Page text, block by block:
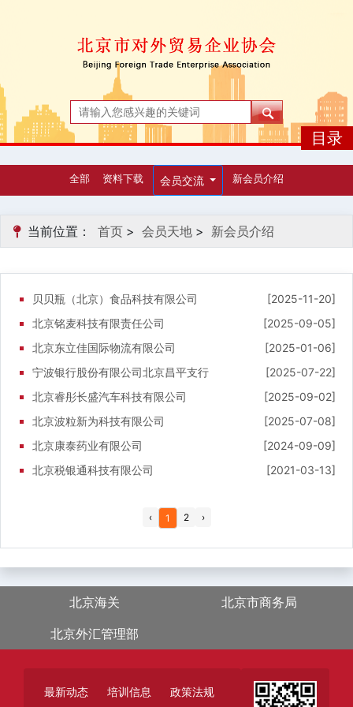
目录
全部 资料下载 会员交流 新会员介绍
当前位置： 首页 > 会员天地 > 新会员介绍
贝贝瓶（北京）食品科技有限公司
[2025-11-20]
北京铭麦科技有限责任公司
[2025-09-05]
北京东立佳国际物流有限公司
[2025-01-06]
宁波银行股份有限公司北京昌平支行
[2025-07-22]
北京睿彤长盛汽车科技有限公司
[2025-09-02]
北京波粒新为科技有限公司
[2025-07-08]
北京康泰药业有限公司
[2024-09-09]
北京税银通科技有限公司
[2021-03-13]
‹ 1 2 ›
北京海关
北京市商务局
北京外汇管理部
最新动态 培训信息
政策法规